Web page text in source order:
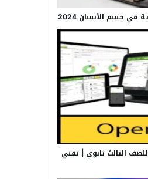
في جسم الأنسان 2024
الثالث ثانوي | تقني